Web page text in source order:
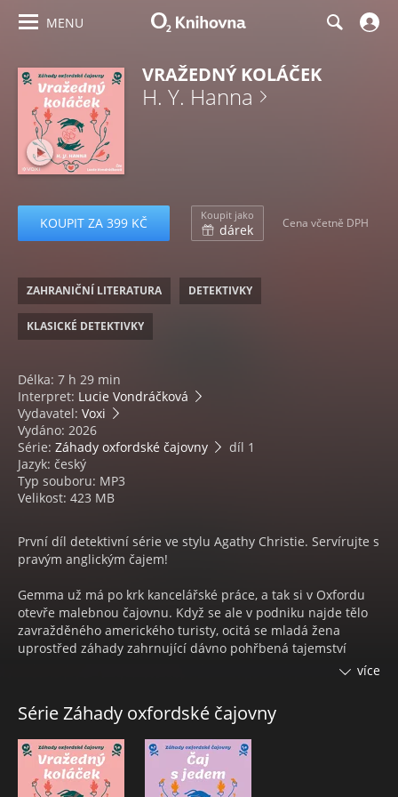
MENU
VRAŽEDNÝ KOLÁČEK
H. Y. Hanna
KOUPIT ZA 399 KČ Koupit jako
dárek Cena včetně DPH
ZAHRANIČNÍ LITERATURA DETEKTIVKY
KLASICKÉ DETEKTIVKY
Délka: 7 h 29 min
Interpret: Lucie Vondráčková
Vydavatel: Voxi
Vydáno: 2026
Série: Záhady oxfordské čajovny
díl 1
Jazyk: český
Typ souboru: MP3
Velikost: 423 MB
První díl detektivní série ve stylu Agathy Christie. Servírujte s
pravým anglickým čajem!
Gemma už má po krk kancelářské práce, a tak si v Oxfordu
otevře malebnou čajovnu. Když se ale v podniku najde tělo
zavražděného amerického turisty, ocitá se mladá žena
uprostřed záhady zahrnující dávno pohřbená tajemství
oxfordské minulosti. Rozjíždí se vyšetřování, které vede
postarších dam (a drzé kočky jménem Musli) pokusí případ
rozplést. Najde vraha dřív, než se vše sesype jako věž z
kostek cukru?
H. Y. HANNA
více
Série Záhady oxfordské čajovny